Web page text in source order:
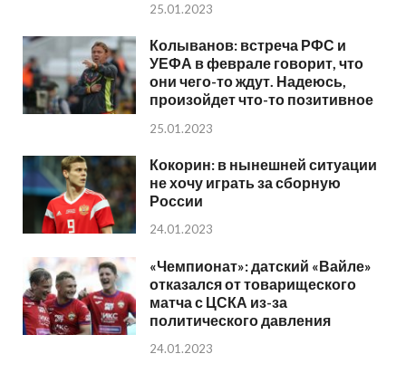
25.01.2023
Колыванов: встреча РФС и
УЕФА в феврале говорит, что
они чего-то ждут. Надеюсь,
произойдет что-то позитивное
25.01.2023
Кокорин: в нынешней ситуации
не хочу играть за сборную
России
24.01.2023
«Чемпионат»: датский «Вайле»
отказался от товарищеского
матча с ЦСКА из-за
политического давления
24.01.2023